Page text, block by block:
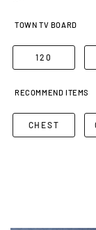
TOWN TV BOARD
120
RECOMMEND ITEMS
CHEST